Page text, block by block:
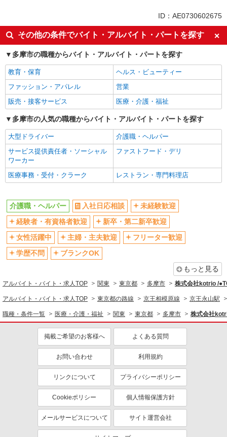
入社日応相談
未経験歓迎
経験者・有資格者歓迎
新卒・第二新卒歓迎
女性活躍中
主婦・主夫歓迎
フリーター歓迎
学歴不問
ブランクOK
ミドル（40代～）活躍中
エルダー（50代～）活躍中
シニア（60代～）活躍中
高収入・高額
ボーナス・賞与あり
昇給あり
完全週休2日制
フルタイム歓迎
禁煙・分煙
駅直結・駅チカ
バイク通勤OK
自転車通勤OK
社会保険あり
産休・育休取得実績あり
退職金・財形貯蓄制度あり
各種手当（家族・役職・インセン
ティブなど）あり
制服貸与
研修制度あり
資格取得支援制度あり
医療・介護・福祉
介護職・ヘルパー
同じ特徴から求人を探す
未経験歓迎
ミドル（40代～）活躍中
ボーナス・賞与あり
車通勤OK
社会保険あり
産休・育休取得実績あり
ID：AE0730602675
その他の条件でバイト・アルバイト・パートを探す
多摩市の職種からバイト・アルバイト・パートを探す
教育・保育
ヘルス・ビューティー
ファッション・アパレル
営業
販売・接客サービス
医療・介護・福祉
多摩市の人気の職種からバイト・アルバイト・パートを探す
大型ドライバー
介護職・ヘルパー
サービス提供責任者・ソーシャル
ワーカー
ファストフード・デリ
医療事務・受付・クラーク レストラン・専門料理店
介護職・ヘルパー 入社日応相談
未経験歓迎
経験者・有資格者歓迎
新卒・第二新卒歓迎
女性活躍中
主婦・主夫歓迎
フリーター歓迎
学歴不問
ブランクOK
もっと見る
アルバイト・バイト・求人TOP 関東 東京都 多摩市 株式会社kotrio /
アルバイト・バイト・求人TOP 東京都の路線 京王相模原線 京王永山駅
職種・条件一覧 医療・介護・福祉 関東 東京都 多摩市 株式会社
掲載ご希望のお客様へ よくある質問
お問い合わせ 利用規約
リンクについて プライバシーポリシー
Cookieポリシー 個人情報保護方針
メールサービスについて サイト運営会社